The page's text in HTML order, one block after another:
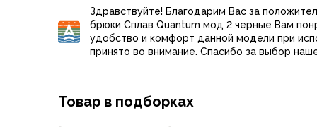
Легкоходные
Городские
Питьевые системы
Аксессуары
Несессеры, кошельки
Гермоупаковка
Здравствуйте! Благодарим Вас за
брюки Сплав Quantum мод 2 черные Вам
удобство и комфорт данной модели при
принято во внимание. Спасибо за выбор
Товар в подборках